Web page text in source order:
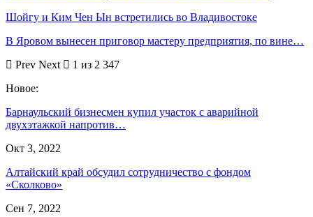
Шойгу и Ким Чен Ын встретились во Владивостоке
В Яровом вынесен приговор мастеру предприятия, по вине…
Prev Next
1 из 2 347
Новое:
Барнаульский бизнесмен купил участок с аварийной
двухэтажкой напротив…
Окт 3, 2022
Алтайский край обсудил сотрудничество с фондом
«Сколково»
Сен 7, 2022